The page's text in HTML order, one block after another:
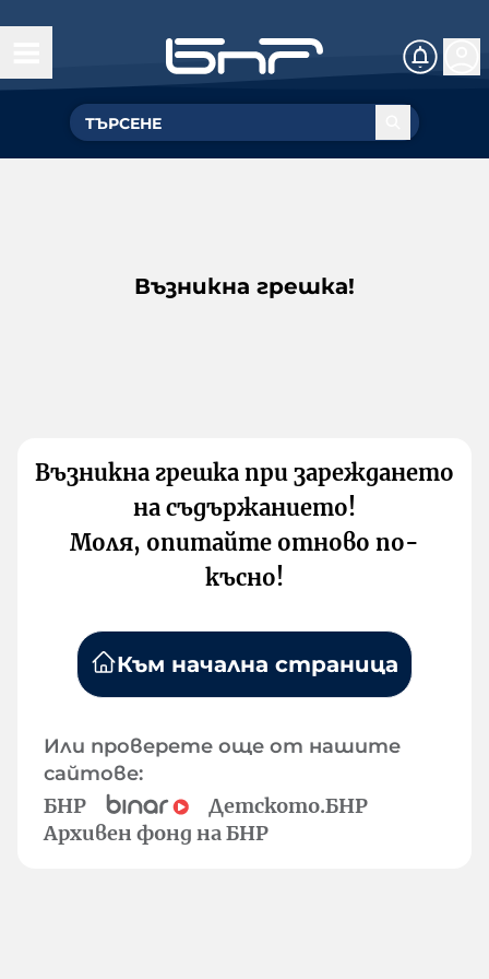
Възникна грешка!
Възникна грешка при зареждането
на съдържанието!
Моля, опитайте отново по-
късно!
Към начална страница
Или проверете още от нашите
сайтове:
БНР
Детското.БНР
Архивен фонд на БНР